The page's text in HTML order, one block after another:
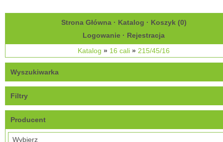
Strona Główna· Katalog · Koszyk (0)
Logowanie · Rejestracja
Katalog » 16 cali » 215/45/16
Wyszukiwarka
Filtry
Producent